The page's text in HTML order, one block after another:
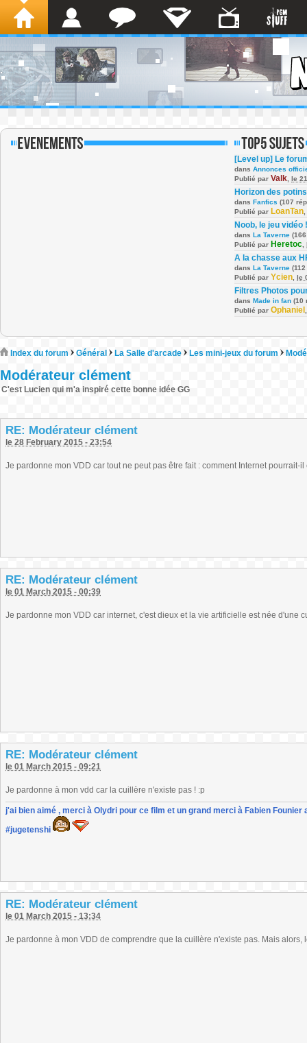
[Level up] Le
dans Annonces
Publié par Valk le
Horizon des potins
dans Fanfics (107
Publié par LoanTan
Noob, le jeu vidéo !
dans La Taverne
Publié par Heretoc
A la chasse aux
dans La Taverne
Publié par Ycien le
Filtres Photos
dans Made in fan (10
Publié par Ophaniel
Index du forum Général La Salle d'arcade Les mini-jeux du forum
Modérateur clément
C'est Lucien qui m'a inspiré cette bonne idée GG
RE: Modérateur clément
le 28 February 2015 - 23:54
Je pardonne mon VDD car tout ne peut pas être fait : comment Internet pourrait-
RE: Modérateur clément
le 01 March 2015 - 00:39
Je pardonne mon VDD car internet, c'est dieux et la vie artificielle est née d'une
RE: Modérateur clément
le 01 March 2015 - 09:21
Je pardonne à mon vdd car la cuillère n'existe pas ! :p
j'ai bien aimé , merci à Olydri pour ce film et un grand merci à Fabien
#jugetenshi
RE: Modérateur clément
le 01 March 2015 - 13:34
Je pardonne à mon VDD de comprendre que la cuillère n'existe pas. Mais alors,